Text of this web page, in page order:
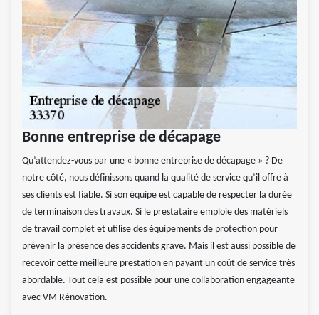
Bonne entreprise de décapage
Qu’attendez-vous par une « bonne entreprise de décapage » ? De
notre côté, nous définissons quand la qualité de service qu’il offre à
ses clients est fiable. Si son équipe est capable de respecter la durée
de terminaison des travaux. Si le prestataire emploie des matériels
de travail complet et utilise des équipements de protection pour
prévenir la présence des accidents grave. Mais il est aussi possible de
recevoir cette meilleure prestation en payant un coût de service très
abordable. Tout cela est possible pour une collaboration engageante
avec VM Rénovation.